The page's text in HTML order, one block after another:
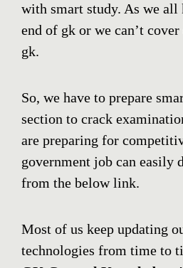
with smart study. As we all
end of gk or we can’t
gk.
So, we have to prepare
section to crack
are preparing for
government job can easily
from the below link.
Most of us keep updating
technologies from time to